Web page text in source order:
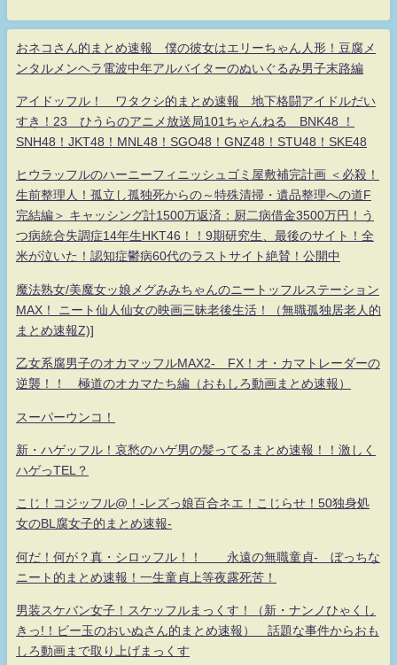
おネコさん的まとめ速報 僕の彼女はエリーちゃん人形！豆腐メ
ンタルメンヘラ電波中年アルバイターのぬいぐるみ男子末路編
アイドッフル！ ワタクシ的まとめ速報 地下格闘アイドルだい
すき！23 ひうらのアニメ放送局101ちゃんねる BNK48 ！
SNH48！JKT48！MNL48！SGO48！GNZ48！STU48！SKE48
ヒウラッフルのハーニーフィニッシュゴミ屋敷補完計画 ＜必殺！
生前整理人！孤立し孤独死からの～特殊清掃・遺品整理への道F
完結編＞ キャッシング計1500万返済：厨二病借金3500万円！う
つ病統合失調症14年生HKT46！！9期研究生、最後のサイト！全
米が泣いた！認知症鬱病60代のラストサイト絶賛！公開中
魔法熟女/美魔女ッ娘メグみみちゃんのニートッフルステーション
MAX！ ニート仙人仙女の映画三昧老後生活！（無職孤独居老人的
まとめ速報Z)]
乙女系腐男子のオカマッフルMAX2- FX！オ・カマトレーダーの
逆襲！！ 極道のオカマたち編（おもしろ動画まとめ速報）
スーパーウンコ！
新・ハゲッフル！哀愁のハゲ男の髪ってるまとめ速報！！激しく
ハゲっTEL？
こじ！コジッフル@！-レズっ娘百合ネエ！こじらせ！50独身処
女のBL腐女子的まとめ速報-
何だ！何が？真・シロッフル！！ 永遠の無職童貞- ぼっちな
ニート的まとめ速報！一生童貞上等夜露死苦！
男装スケバン女子！スケッフルまっくす！（新・ナンノひゃくし
きっ!！ビー玉のおいぬさん的まとめ速報） 話題な事件からおも
しろ動画まで取り上げまっくす